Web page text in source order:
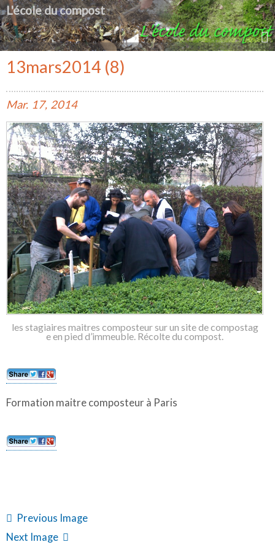
L'école du compost
13mars2014 (8)
Mar. 17, 2014
les stagiaires maitres composteur sur un site de compostag
e en pied d’immeuble. Récolte du compost.
Formation maitre composteur à Paris
Previous Image
Next Image